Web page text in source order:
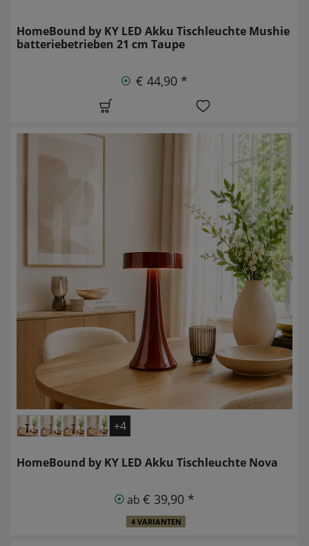
HomeBound by KY LED Akku Tischleuchte Mushie
batteriebetrieben 21 cm Taupe
€ 44,90 *
+4
HomeBound by KY LED Akku Tischleuchte Nova
ab € 39,90 *
4 VARIANTEN